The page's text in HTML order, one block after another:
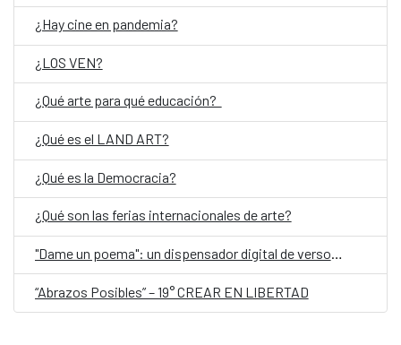
¿Hay cine en pandemia?
¿LOS VEN?
¿Qué arte para qué educación?
¿Qué es el LAND ART?
¿Qué es la Democracia?
¿Qué son las ferias internacionales de arte?
"Dame un poema": un dispensador digital de versos, en el Día Mundial de la Poesía
“Abrazos Posibles” – 19° CREAR EN LIBERTAD